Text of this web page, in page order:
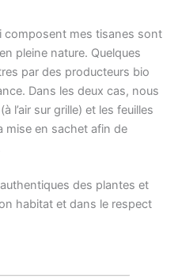
composent mes tisanes sont
pleine nature. Quelques
par des producteurs bio
Dans les deux cas, nous
l’air sur grille) et les feuilles
mise en sachet afin de
des plantes et
habitat et dans le respect